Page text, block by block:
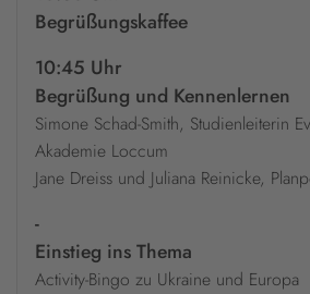
Begrüßungskaffee
10:45 Uhr
Begrüßung und Kennenlernen
Simone Schad-Smith, Studienleiterin
Akademie Loccum
Jane Dreiss und Juliana Reinicke,
-
Einstieg ins Thema
Activity-Bingo zu Ukraine und Europa